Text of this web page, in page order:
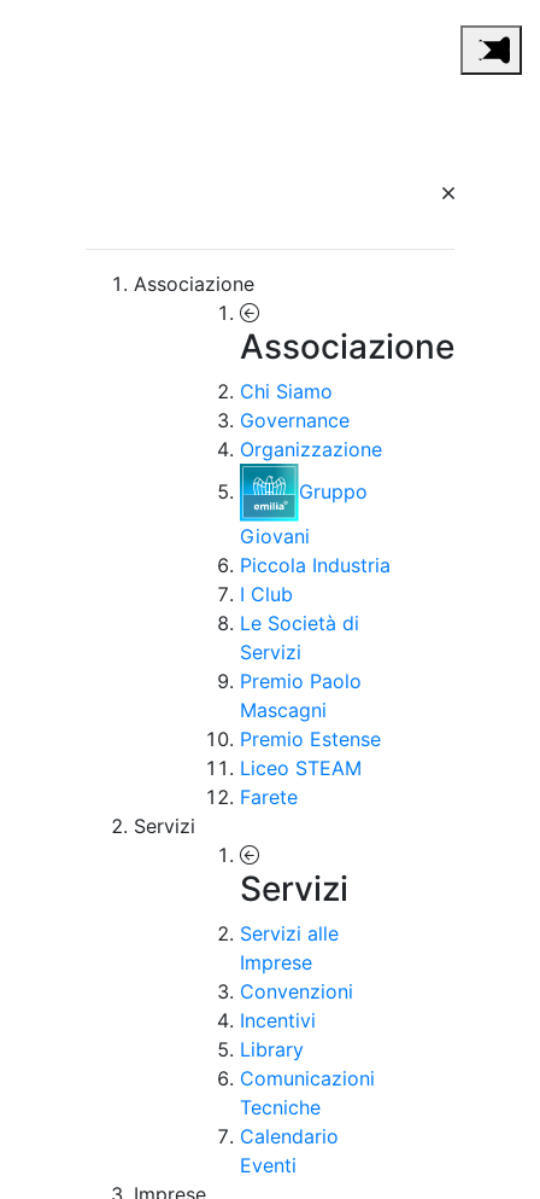
Associazione
Associazione
Chi Siamo
Governance
Organizzazione
Gruppo
Giovani
Piccola Industria
I Club
Le Società di
Servizi
Premio Paolo
Mascagni
Premio Estense
Liceo STEAM
Farete
Servizi
Servizi
Servizi alle
Imprese
Convenzioni
Incentivi
Library
Comunicazioni
Tecniche
Calendario
Eventi